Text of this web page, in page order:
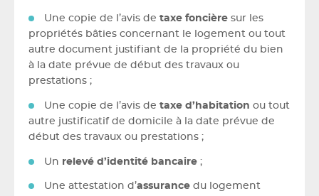
Une copie de l’avis de taxe foncière sur les
propriétés bâties concernant le logement ou tout
autre document justifiant de la propriété du bien
à la date prévue de début des travaux ou
prestations ;
Une copie de l’avis de taxe d’habitation ou tout
autre justificatif de domicile à la date prévue de
début des travaux ou prestations ;
Un relevé d’identité bancaire ;
Une attestation d’assurance du logement